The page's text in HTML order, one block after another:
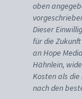
oben
Dieser
für die
an Hope
Hähnlein,
Kosten als
nach den